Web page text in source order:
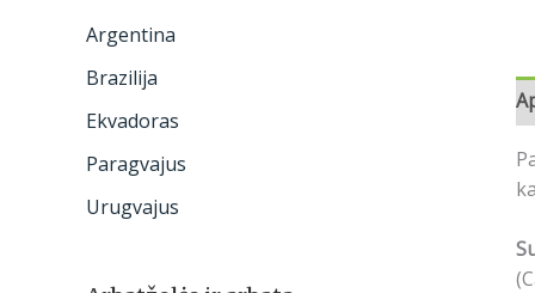
Argentina
Brazilija
Ekvadoras
Paragvajus
Urugvajus